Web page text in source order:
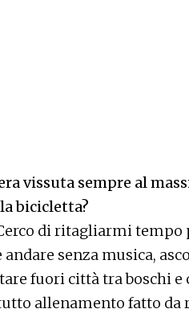
vissuta sempre al
bicicletta?
di ritagliarmi tempo
senza musica,
fuori città tra boschi e
allenamento fatto da